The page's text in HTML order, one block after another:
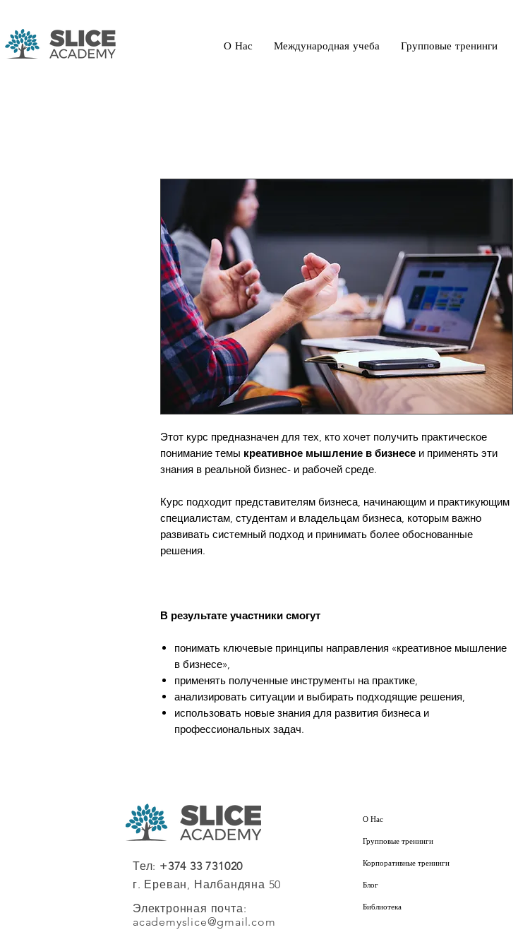
О Нас Международная учеба Групповые тренинги
Этот курс предназначен для тех, кто хочет получить практическое
понимание темы креативное мышление в бизнесе и применять эти
знания в реальной бизнес- и рабочей среде.
Курс подходит представителям бизнеса, начинающим и практикующим
специалистам, студентам и владельцам бизнеса, которым важно
развивать системный подход и принимать более обоснованные
решения.
В результате участники смогут
понимать ключевые принципы направления «креативное мышление
в бизнесе»,
применять полученные инструменты на практике,
анализировать ситуации и выбирать подходящие решения,
использовать новые знания для развития бизнеса и
профессиональных задач.
Тел: +374 33 731020
г. Ереван, Налбандяна 50
Электронная почта:
academyslice@gmail.com
О Нас
Групповые тренинги
Корпоративные тренинги
Блог
Библиотека